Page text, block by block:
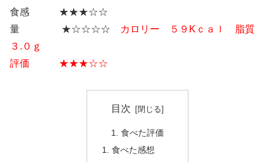
食感 ★★★☆☆
量 ★☆☆☆☆
カロリー ５９Kｃａｌ 脂質
３.０ｇ
評価 ★★★☆☆
目次
食べた評価
食べた感想